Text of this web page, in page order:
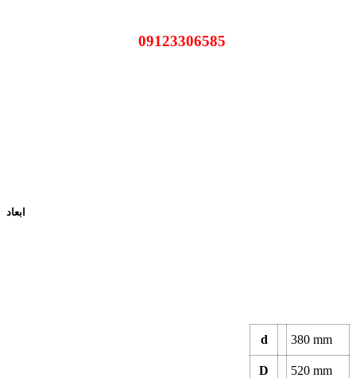
ابعاد
d 380 mm
D 520 mm